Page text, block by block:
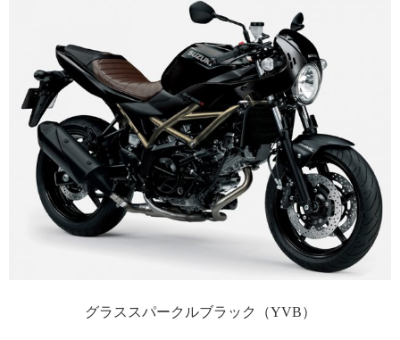
グラススパークルブラック（YVB）